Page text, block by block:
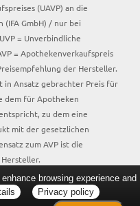
(UAVP) an die
GmbH) / nur bei
= Unverbindliche
= Apothekenverkaufspreis
der Hersteller.
in Ansatz gebrachter Preis für
dem für Apotheken
zu dem eine
mit der gesetzlichen
zum AVP ist die
browsing experience and
Privacy policy